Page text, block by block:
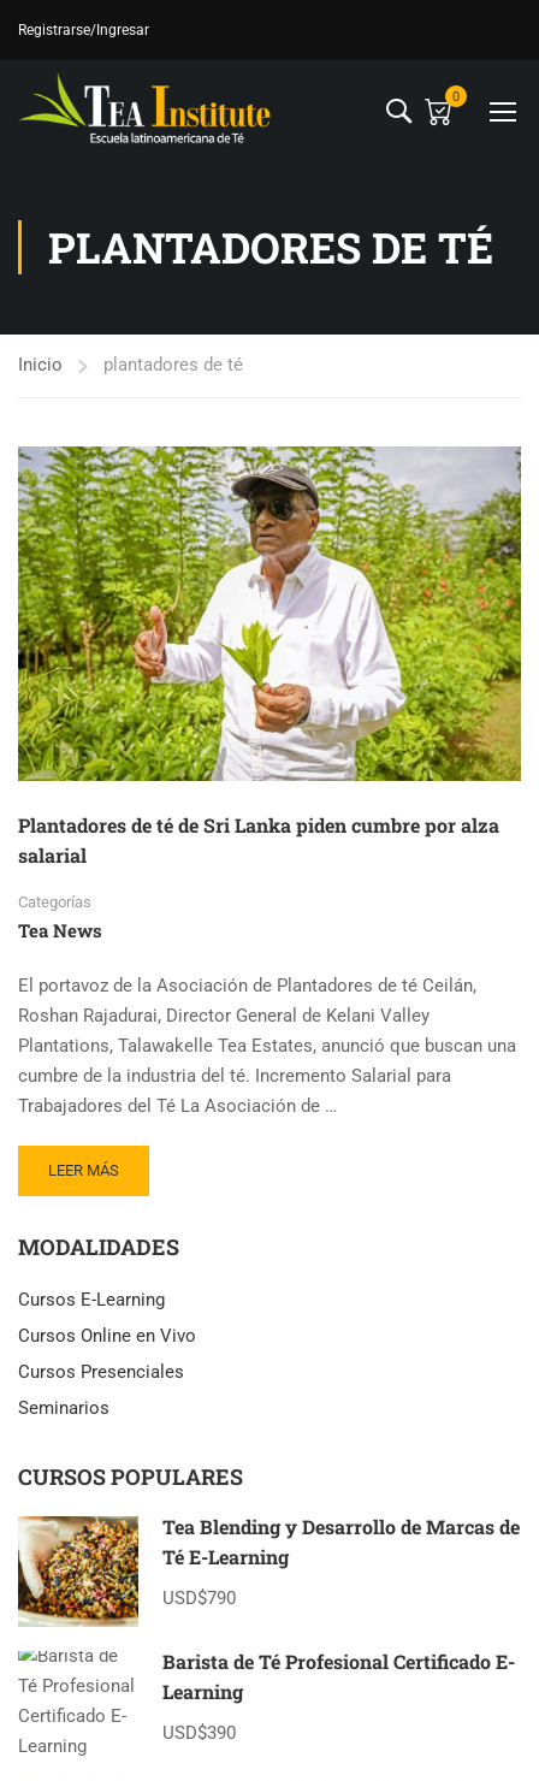
Registrarse/Ingresar
0
PLANTADORES DE TÉ
Inicio plantadores de té
Plantadores de té de Sri Lanka piden cumbre por alza
salarial
Categorías
Tea News
El portavoz de la Asociación de Plantadores de té Ceilán,
Roshan Rajadurai, Director General de Kelani Valley
Plantations, Talawakelle Tea Estates, anunció que buscan una
cumbre de la industria del té. Incremento Salarial para
Trabajadores del Té La Asociación de …
READ
MORE
PLANTADORES
SRI
LANKA
CUMBRE
SALARIAL
LEER MÁS
MODALIDADES
Cursos E-Learning
Cursos Online en Vivo
Cursos Presenciales
Seminarios
CURSOS POPULARES
Tea Blending y Desarrollo de Marcas de
Té E-Learning
USD$790
Barista de Té Profesional Certificado E-
Learning
USD$390